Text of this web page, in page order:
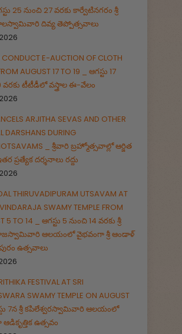
25 నుంచి 27 వరకు కార్వేటినగరం శ్రీ
దివ్య తెప్పోత్సవాలు
CONDUCT E-AUCTION OF CLOTH
AUGUST 17 TO 19 _ ఆగస్టు 17
వరకు టీటీడీలో వస్త్రాల ఈ-వేలం
ARJITHA SEVAS AND OTHER
DARSHANS DURING
_ శ్రీవారి బ్రహ్మోత్సవాల్లో ఆర్జిత
ప్రత్యేక దర్శనాలు రద్దు
THIRUVADIPURAM UTSAVAM AT
SWAMY TEMPLE FROM
5 TO 14 _ ఆగస్టు 5 నుంచి 14 వరకు శ్రీ
ఆలయంలో వైభవంగా శ్రీ ఆండాళ్
ఉత్సవాలు
FESTIVAL AT SRI
SWAMY TEMPLE ON AUGUST
7న శ్రీ కపిలేశ్వరస్వామివారి ఆలయంలో
ఉత్సవం